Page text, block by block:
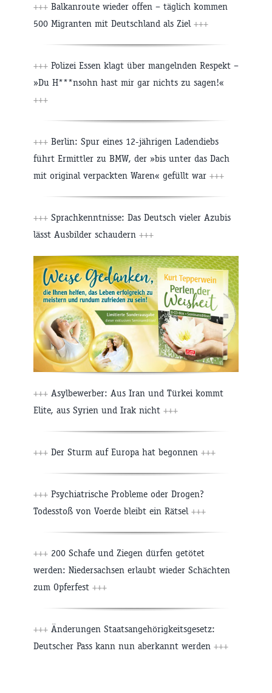
+++ Balkanroute wieder offen – täglich kommen
500 Migranten mit Deutschland als Ziel +++
+++ Polizei Essen klagt über mangelnden Respekt –
»Du H***nsohn hast mir gar nichts zu sagen!«
+++
+++ Berlin: Spur eines 12-jährigen Ladendiebs
führt Ermittler zu BMW, der »bis unter das Dach
mit original verpackten Waren« gefüllt war +++
+++ Sprachkenntnisse: Das Deutsch vieler Azubis
lässt Ausbilder schaudern +++
+++ Asylbewerber: Aus Iran und Türkei kommt
Elite, aus Syrien und Irak nicht +++
+++ Der Sturm auf Europa hat begonnen +++
+++ Psychiatrische Probleme oder Drogen?
Todesstoß von Voerde bleibt ein Rätsel +++
+++ 200 Schafe und Ziegen dürfen getötet
werden: Niedersachsen erlaubt wieder Schächten
zum Opferfest +++
+++ Änderungen Staatsangehörigkeitsgesetz:
Deutscher Pass kann nun aberkannt werden +++